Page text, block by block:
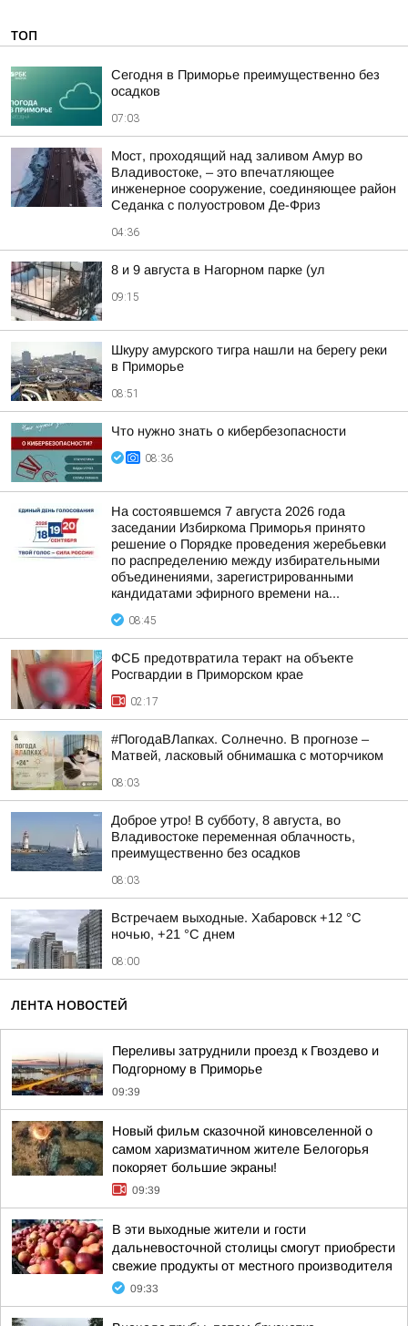
ТОП
Сегодня в Приморье преимущественно без
осадков
07:03
Мост, проходящий над заливом Амур во
Владивостоке, – это впечатляющее
инженерное сооружение, соединяющее район
Седанка с полуостровом Де-Фриз
04:36
8 и 9 августа в Нагорном парке (ул
09:15
Шкуру амурского тигра нашли на берегу реки
в Приморье
08:51
Что нужно знать о кибербезопасности
08:36
На состоявшемся 7 августа 2026 года
заседании Избиркома Приморья принято
решение о Порядке проведения жеребьевки
по распределению между избирательными
объединениями, зарегистрированными
кандидатами эфирного времени на...
08:45
ФСБ предотвратила теракт на объекте
Росгвардии в Приморском крае
02:17
#ПогодаВЛапках. Солнечно. В прогнозе –
Матвей, ласковый обнимашка с моторчиком
08:03
Доброе утро! В субботу, 8 августа, во
Владивостоке переменная облачность,
преимущественно без осадков
08:03
Встречаем выходные. Хабаровск +12 °C
ночью, +21 °C днем
08:00
ЛЕНТА НОВОСТЕЙ
Переливы затруднили проезд к Гвоздево и
Подгорному в Приморье
09:39
Новый фильм сказочной киновселенной о
самом харизматичном жителе Белогорья
покоряет большие экраны!
09:39
В эти выходные жители и гости
дальневосточной столицы смогут приобрести
свежие продукты от местного производителя
09:33